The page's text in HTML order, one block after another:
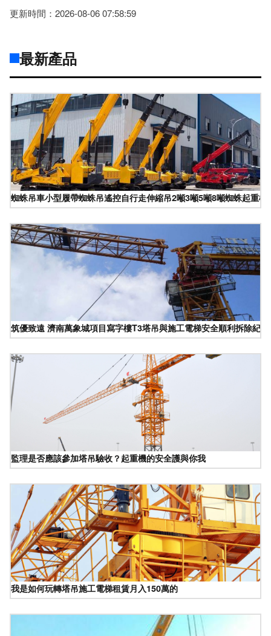
更新時間：2026-08-06 07:58:59
最新產品
蜘蛛吊車小型履帶蜘蛛吊遙控自行走伸縮吊2噸3噸5噸8噸蜘蛛起重機
筑優致遠 濟南萬象城項目寫字樓T3塔吊與施工電梯安全順利拆除紀實
監理是否應該參加塔吊驗收？起重機的安全護與你我
我是如何玩轉塔吊施工電梯租賃月入150萬的